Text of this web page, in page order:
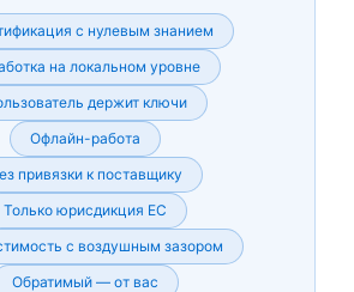
с нулевым знанием
на локальном уровне
держит ключи
Офлайн-работа
привязки к поставщику
Только юрисдикция ЕС
с воздушным зазором
Обратимый — от вас